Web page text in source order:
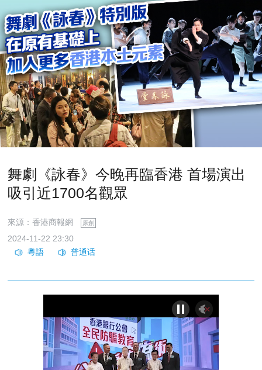
舞劇《詠春》今晚再臨香港 首場演出
吸引近1700名觀眾
來源：香港商報網 原創
2024-11-22 23:30